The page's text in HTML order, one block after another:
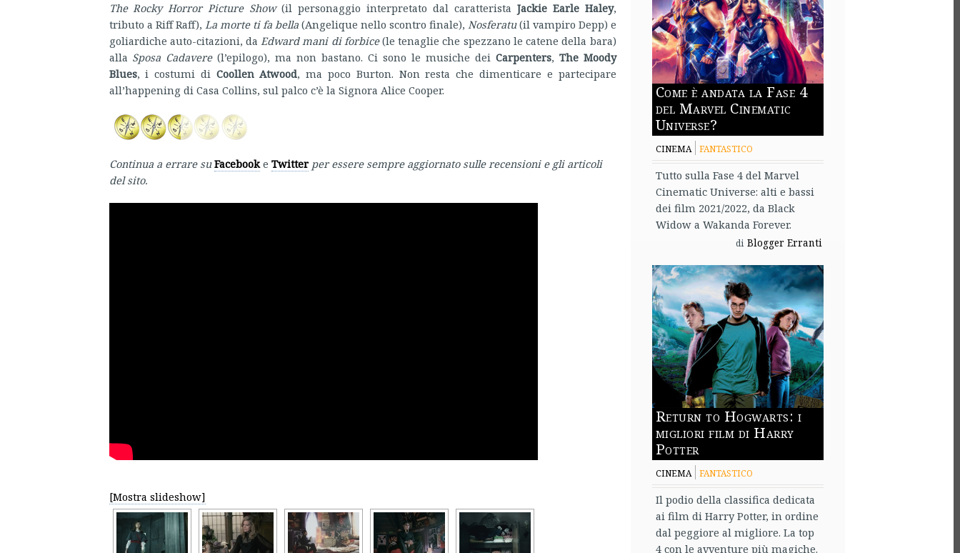
The Rocky Horror Picture Show(il personaggio interpretato dal caratterista Jackie Earle Haley,
tributo a Riff Raff), La morte ti fa bella(Angelique nello scontro finale), Nosferatu(il vampiro Depp) e
goliardiche auto-citazioni, daEdward mani di forbice(le tenaglie che spezzano le catene della bara)
alla Sposa Cadavere(l’epilogo), ma non bastano. Ci sono le musiche dei Carpenters, The Moody
Blues, i costumi di Coollen Atwood, ma poco Burton. Non resta che dimenticare e partecipare
all’happening di Casa Collins, sul palco c’è la Signora Alice Cooper.
Continua a errare su Facebook e Twitter per essere sempre aggiornato sulle recensioni e gli articoli
del sito.
[Mostra slideshow]
Come è andata la Fase 4
del Marvel Cinematic
Universe?
CINEMA FANTASTICO
Tutto sulla Fase 4 del Marvel
Cinematic Universe: alti e bassi
dei film 2021/2022, da Black
Widow a Wakanda Forever.
di Blogger Erranti
Return to Hogwarts: i
migliori film di Harry
Potter
CINEMA FANTASTICO
Il podio della classifica dedicata
ai film di Harry Potter, in ordine
dal peggiore al migliore. La top
4 con le avventure più magiche.